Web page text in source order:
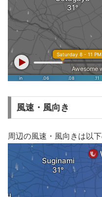
風速・風向き
周辺の風速・風向きは以下